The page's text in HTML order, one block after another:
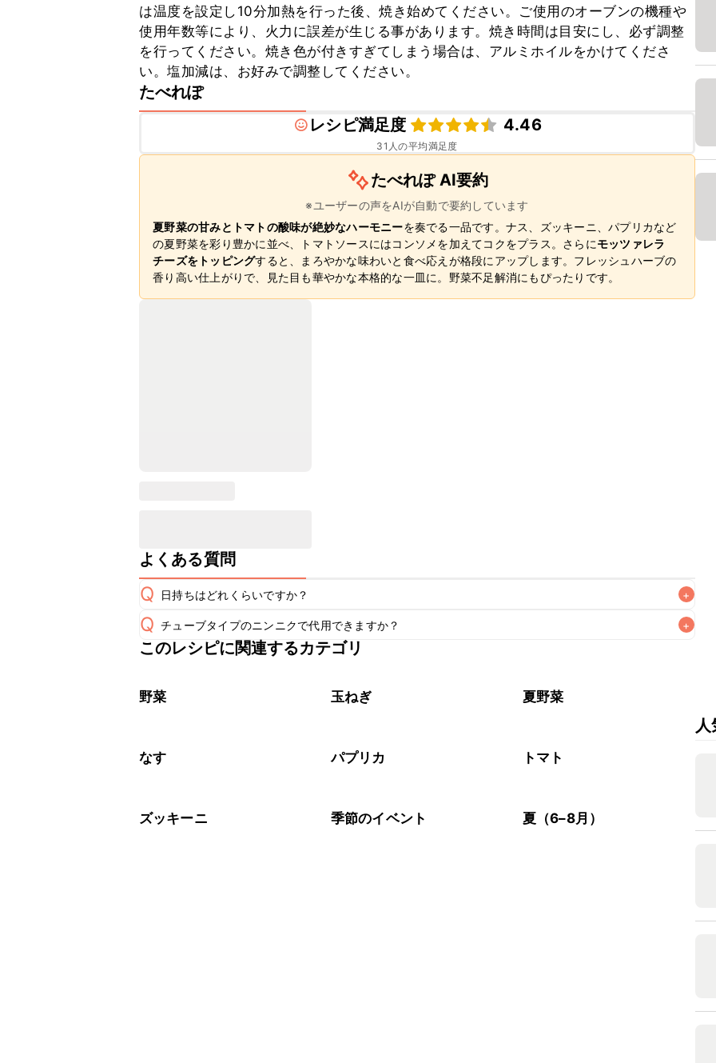
は温度を設定し10分加熱を行った後、焼き始めてください。ご使用のオーブンの機種や
使用年数等により、火力に誤差が生じる事があります。焼き時間は目安にし、必ず調整
を行ってください。焼き色が付きすぎてしまう場合は、アルミホイルをかけてくださ
い。塩加減は、お好みで調整してください。
たべれぽ
レシピ満足度
4.46
31 人の平均満足度
たべれぽ AI要約
※ユーザーの声をAIが自動で要約しています
夏野菜の甘みとトマトの酸味が絶妙なハーモニーを奏でる一品です。ナス、ズッキーニ、パプリカなど
の夏野菜を彩り豊かに並べ、トマトソースにはコンソメを加えてコクをプラス。さらにモッツァレラ
チーズをトッピングすると、まろやかな味わいと食べ応えが格段にアップします。フレッシュハーブの
香り高い仕上がりで、見た目も華やかな本格的な一皿に。野菜不足解消にもぴったりです。
よくある質問
Q 日持ちはどれくらいですか？ +
A
保存期間は冷蔵で当日中が目安です。なるべくお早めにお召し上がりください。
Q チューブタイプのニンニクで代用できますか？ +
チューブタイプのニンニクを使用してもお作りいただけます。小さじ1を目安に加え、お好みの風味
このレシピに関連するカテゴリ
野菜 玉ねぎ 夏野菜
なす パプリカ トマト
ズッキーニ 季節のイベント 夏（6–8月）